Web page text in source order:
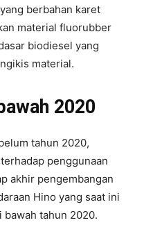
berbahan karet
material fluorubber
biodiesel yang
material.
2020
tahun 2020,
penggunaan
akhir pengembangan
Hino yang saat ini
tahun 2020.